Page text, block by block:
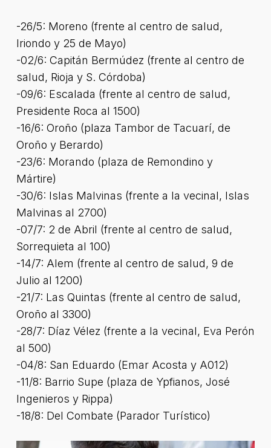
-26/5: Moreno (frente al centro de salud,
Iriondo y 25 de Mayo)
-02/6: Capitán Bermúdez (frente al centro de
salud, Rioja y S. Córdoba)
-09/6: Escalada (frente al centro de salud,
Presidente Roca al 1500)
-16/6: Oroño (plaza Tambor de Tacuarí, de
Oroño y Berardo)
-23/6: Morando (plaza de Remondino y
Mártire)
-30/6: Islas Malvinas (frente a la vecinal, Islas
Malvinas al 2700)
-07/7: 2 de Abril (frente al centro de salud,
Sorrequieta al 100)
-14/7: Alem (frente al centro de salud, 9 de
Julio al 1200)
-21/7: Las Quintas (frente al centro de salud,
Oroño al 3300)
-28/7: Díaz Vélez (frente a la vecinal, Eva Perón
al 500)
-04/8: San Eduardo (Emar Acosta y A012)
-11/8: Barrio Supe (plaza de Ypfianos, José
Ingenieros y Rippa)
-18/8: Del Combate (Parador Turístico)